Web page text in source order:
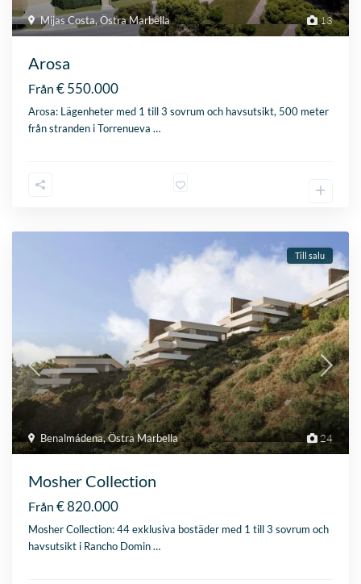
13
Mijas Costa,Östra Marbella
Arosa
Från € 550.000
Arosa: Lägenheter med 1 till 3 sovrum och havsutsikt, 500 meter
från stranden i Torrenueva…
24
Benalmádena,Östra Marbella
Till salu
Mosher Collection
Från € 820.000
Mosher Collection: 44 exklusiva bostäder med 1 till 3 sovrum och
havsutsikt i Rancho Domin…